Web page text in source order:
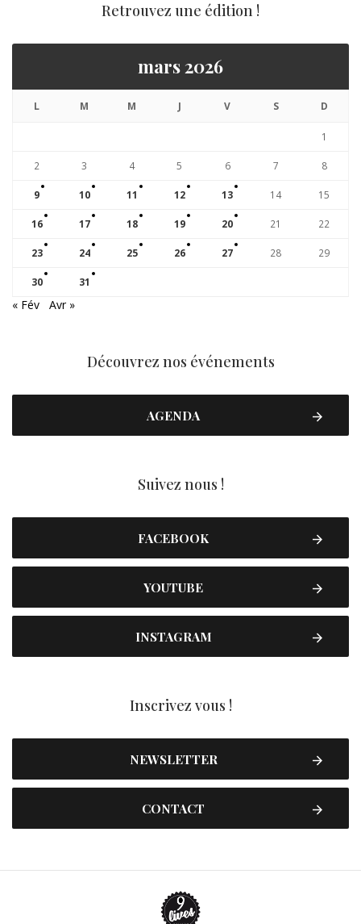
Retrouvez une édition !
mars 2026
L M M J V S D
1
2 3 4 5 6 7 8
9 10 11 12 13 14 15
16 17 18 19 20 21 22
23 24 25 26 27 28 29
30 31
« Fév Avr »
Découvrez nos événements
AGENDA
Suivez nous !
FACEBOOK
YOUTUBE
INSTAGRAM
Inscrivez vous !
NEWSLETTER
CONTACT